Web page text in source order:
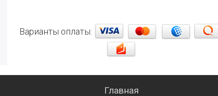
Варианты оплаты:
Главная